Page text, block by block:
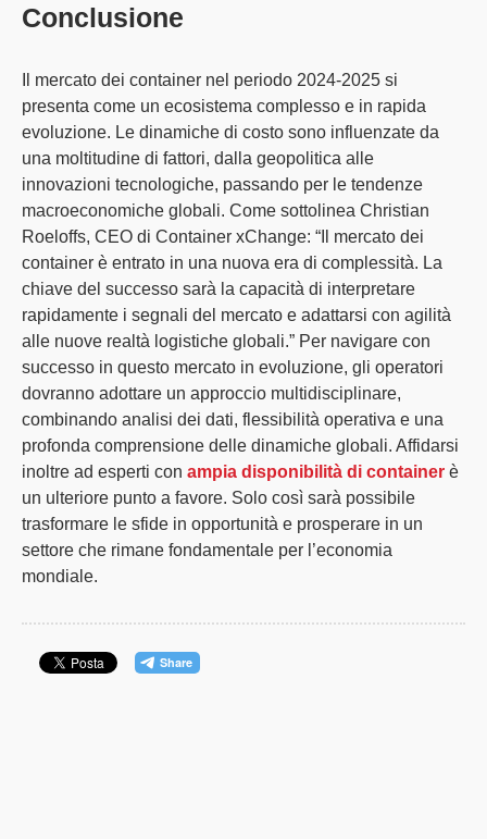
Conclusione
Il mercato dei container nel periodo 2024-2025 si
presenta come un ecosistema complesso e in rapida
evoluzione. Le dinamiche di costo sono influenzate da
una moltitudine di fattori, dalla geopolitica alle
innovazioni tecnologiche, passando per le tendenze
macroeconomiche globali. Come sottolinea Christian
Roeloffs, CEO di Container xChange: “Il mercato dei
container è entrato in una nuova era di complessità. La
chiave del successo sarà la capacità di interpretare
rapidamente i segnali del mercato e adattarsi con agilità
alle nuove realtà logistiche globali.” Per navigare con
successo in questo mercato in evoluzione, gli operatori
dovranno adottare un approccio multidisciplinare,
combinando analisi dei dati, flessibilità operativa e una
profonda comprensione delle dinamiche globali. Affidarsi
inoltre ad esperti con ampia disponibilità di container è
un ulteriore punto a favore. Solo così sarà possibile
trasformare le sfide in opportunità e prosperare in un
settore che rimane fondamentale per l’economia
mondiale.